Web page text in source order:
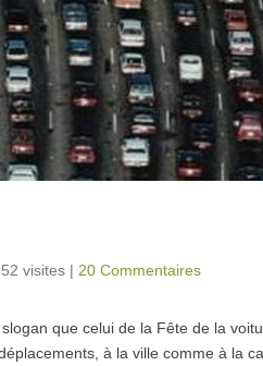
visites | 20 Commentaires
que celui de la Fête de la
à la ville comme à la